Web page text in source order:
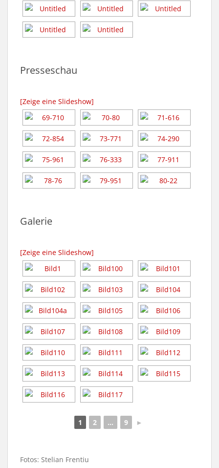
Presseschau
[Zeige eine Slideshow]
Galerie
[Zeige eine Slideshow]
1 2 ... 9 ►
Fotos: Stelian Frentiu